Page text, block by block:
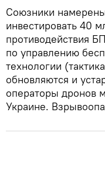
Союзники
инвестировать 40
противодействия
по управлению
технологии
обновляются и
операторы дронов
Украине.